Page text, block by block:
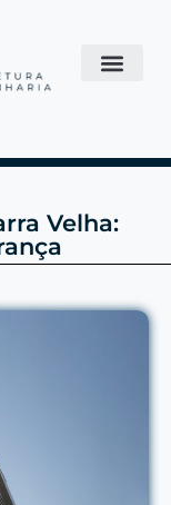
Velha: